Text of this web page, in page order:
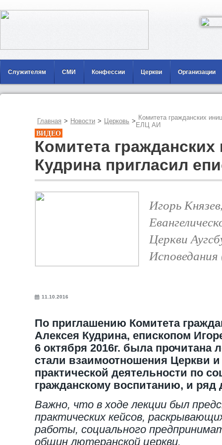
Служителям СМИ Конфессии Церкви Организации
Главная > Новости > Церковь > Комитета гражданских
ЕЛЦ АИ
ВИДЕО
Комитета
Кудрина пригласил
Игорь
Церкви
11.10.2016
По приглашению Комитета
Алексея Кудрина, епископом
6 октября 2016г. была прочитана
стали взаимоотношения Церкви
практической деятельности по
гражданскому воспитанию, и ряд
Важно, что в ходе лекции был
практических кейсов,
работы, социального
общин лютеранской церкви.